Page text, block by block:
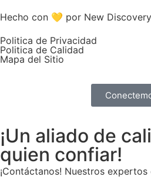
Hecho con 💛 por New
Politica de Privacidad
Politica de Calidad
Mapa del Sitio
¡Un aliado de
quien confiar!
¡Contáctanos! Nuestros